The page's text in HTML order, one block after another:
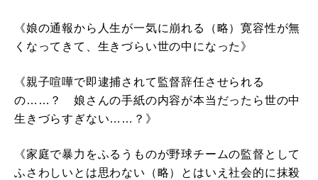
《娘の通報から人生が一気に崩れる（略）寛容性が無
くなってきて、生きづらい世の中になった》
《親子喧嘩で即逮捕されて監督辞任させられる
の……？ 娘さんの手紙の内容が本当だったら世の中
生きづらすぎない……？》
《家庭で暴力をふるうものが野球チームの監督として
ふさわしいとは思わない（略）とはいえ社会的に抹殺